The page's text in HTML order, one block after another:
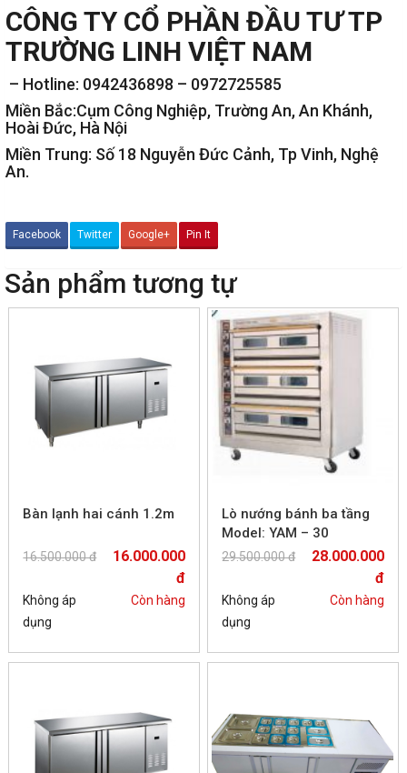
CÔNG TY CỔ PHẦN ĐẦU TƯ TP
TRƯỜNG LINH VIỆT NAM
– Hotline: 0942436898 – 0972725585
Miền Bắc:Cụm Công Nghiệp, Trường An, An Khánh,
Hoài Đức, Hà Nội
Miền Trung: Số 18 Nguyễn Đức Cảnh, Tp Vinh, Nghệ
An.
Facebook Twitter Google+ Pin It
Sản phẩm tương tự
Bàn lạnh hai cánh 1.2m
16.500.000 đ
16.000.000
đ
Không áp
dụng
Còn hàng
Lò nướng bánh ba tầng
Model: YAM – 30
29.500.000 đ
28.000.000
đ
Không áp
dụng
Còn hàng